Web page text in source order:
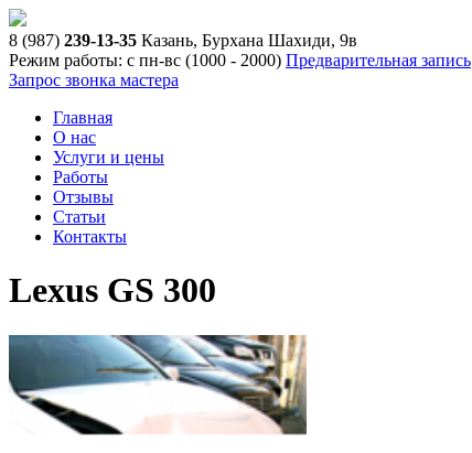
8 (987) 239-13-35 Казань, Бурхана Шахиди, 9в
Режим работы: с пн-вс (1000 - 2000) Предварительная запись
Запрос звонка мастера
Главная
О нас
Услуги и цены
Работы
Отзывы
Статьи
Контакты
Lexus GS 300